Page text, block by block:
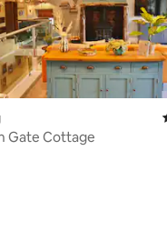
bedømmelse,
Gate Cottage